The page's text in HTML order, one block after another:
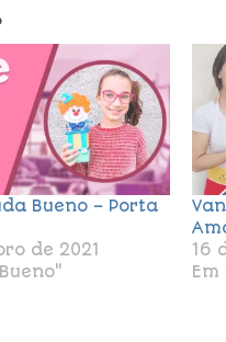
Bueno – Porta
de 2021
16